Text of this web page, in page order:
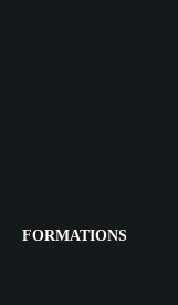
FORMATIONS